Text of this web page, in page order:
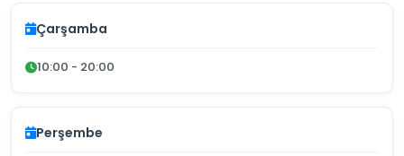
Çarşamba
10:00 - 20:00
Perşembe